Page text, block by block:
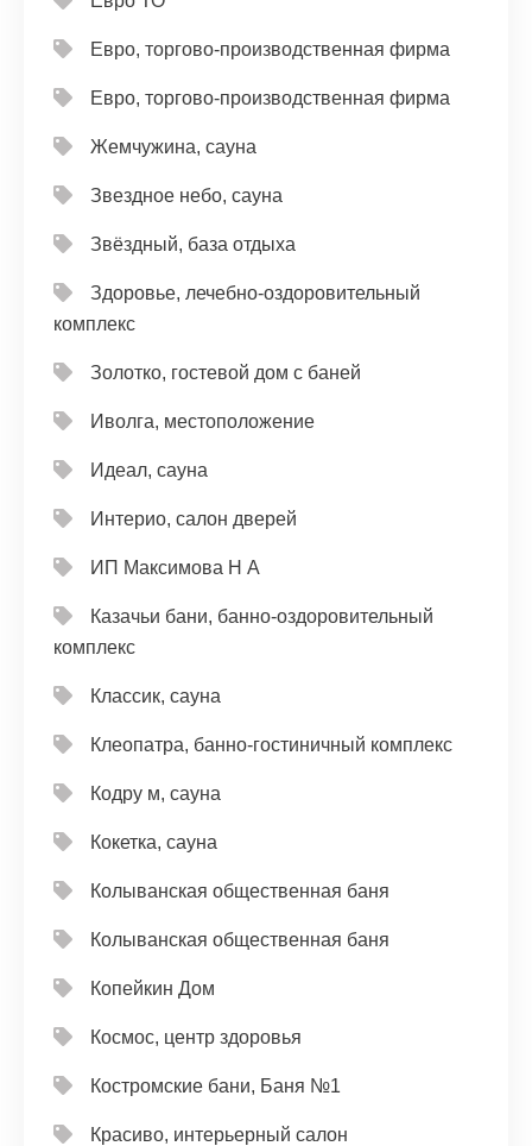
Евро, торгово-производственная фирма
Евро, торгово-производственная фирма
Жемчужина, сауна
Звездное небо, сауна
Звёздный, база отдыха
Здоровье, лечебно-оздоровительный
комплекс
Золотко, гостевой дом с баней
Иволга, местоположение
Идеал, сауна
Интерио, салон дверей
ИП Максимова Н А
Казачьи бани, банно-оздоровительный
комплекс
Классик, сауна
Клеопатра, банно-гостиничный комплекс
Кодру м, сауна
Кокетка, сауна
Колыванская общественная баня
Колыванская общественная баня
Копейкин Дом
Космос, центр здоровья
Костромские бани, Баня №1
Красиво, интерьерный салон